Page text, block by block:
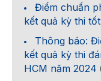
Điểm chuẩn
kết quả kỳ thi
Thông báo:
kết quả kỳ thi
HCM năm 2024